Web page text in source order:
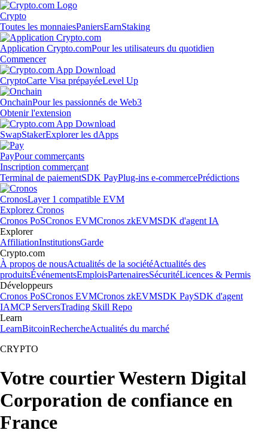
Crypto
Toutes les monnaiesPaniersEarnStaking
Application Crypto.comPour les utilisateurs du quotidien
Commencer
CryptoCarte Visa prépayéeLevel Up
OnchainPour les passionnés de Web3
Obtenir l'extension
SwapStakerExplorer les dApps
PayPour commerçants
Inscription commerçant
Terminal de paiementSDK PayPlug-ins e-commercePrédictions
CronosLayer 1 compatible EVM
Explorez Cronos
Cronos PoSCronos EVMCronos zkEVMSDK d'agent IA
Explorer
AffiliationInstitutionsGarde
Crypto.com
À propos de nousActualités de la sociétéActualités des
produitsÉvénementsEmploisPartenairesSécuritéLicences & Permis
Développeurs
Cronos PoSCronos EVMCronos zkEVMSDK PaySDK d'agent
IAMCP ServersTrading Skill Repo
Learn
LearnBitcoinRechercheActualités du marché
CRYPTO
Votre courtier Western Digital
Corporation de confiance en
France